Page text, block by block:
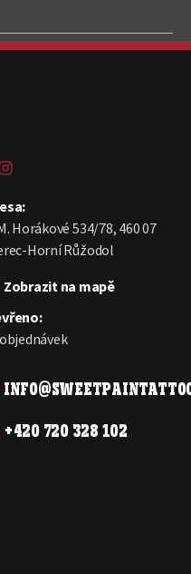
tattoo na Facebooku
tattoo na Instagramu
Horákové 534/78, 460 07
Horní Růžodol
Zobrazit na mapě
+420 720 328 102